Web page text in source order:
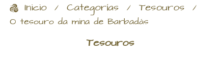
Inicio / Categorías / Tesouros /
O tesouro da mina de Barbadás
Tesouros